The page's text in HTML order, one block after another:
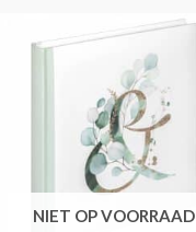
NIET OP VOORRAAD